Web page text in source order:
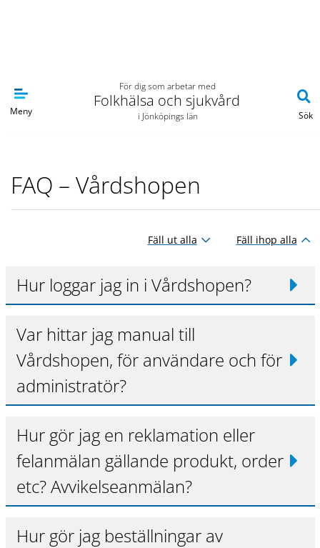
Meny
För dig som arbetar med
Folkhälsa och sjukvård
i Jönköpings län Sök
FAQ – Vårdshopen
Fäll ut alla Fäll ihop alla
Hur loggar jag in i Vårdshopen?
Var hittar jag manual till
Vårdshopen, för användare och för
administratör?
Hur gör jag en reklamation eller
felanmälan gällande produkt, order
etc? Avvikelseanmälan?
Hur gör jag beställningar av